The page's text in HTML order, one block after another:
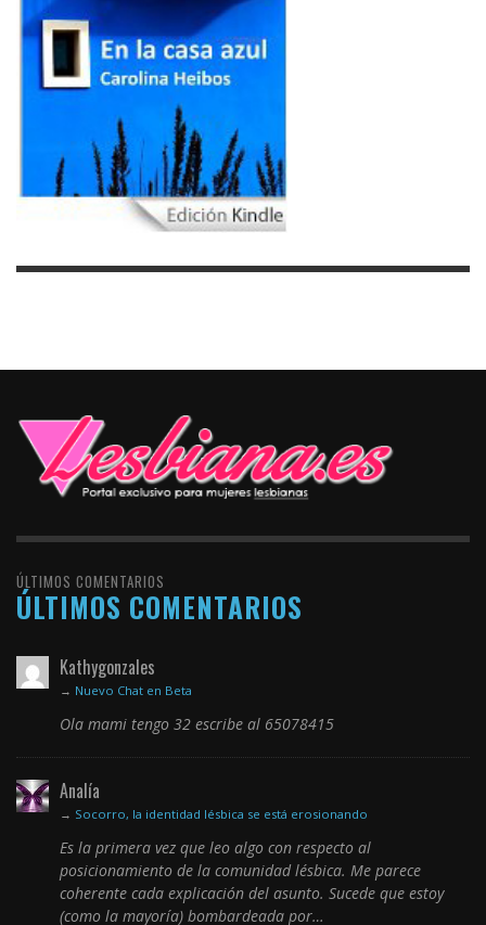
ÚLTIMOS COMENTARIOS
ÚLTIMOS COMENTARIOS
Kathygonzales
→ Nuevo Chat en Beta
Ola mami tengo 32 escribe al 65078415
Analía
→ Socorro, la identidad lésbica se está erosionando
Es la primera vez que leo algo con respecto al
posicionamiento de la comunidad lésbica. Me parece
coherente cada explicación del asunto. Sucede que estoy
(como la mayoría) bombardeada por…